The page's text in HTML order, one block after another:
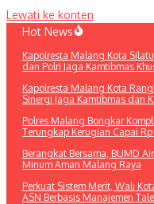
Lewati ke konten
Hot News
Kapolresta Malang Kota
dan Polri Jaga Kamtibmas
Kapolresta Malang Kota
Sinergi Jaga Kamtibmas dan
Polres Malang Bongkar
Terungkap Kerugian Capai Rp
Berangkat Bersama, BUMD
Minum Aman Malang Raya
Perkuat Sistem Merit, Wali
ASN Berbasis Manajemen